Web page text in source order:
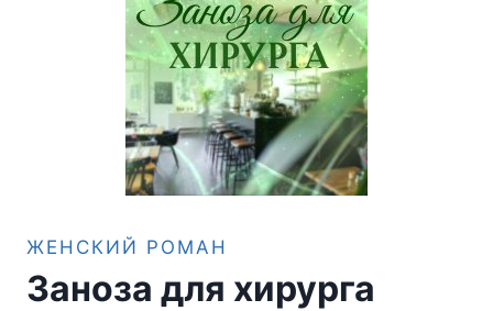
ЖЕНСКИЙ РОМАН
Заноза для хирурга